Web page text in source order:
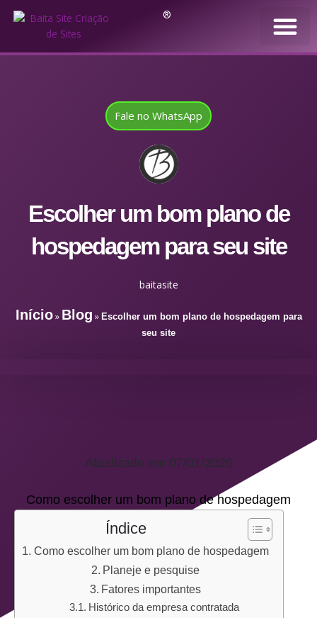
®
Fale no WhatsApp
Escolher um bom plano de
hospedagem para seu site
baitasite
Início» Blog » Escolher um bom plano de hospedagem para
seu site
Atualizado em 07/01/2026
Como escolher um bom plano de hospedagem
Índice
Como escolher um bom plano de hospedagem
Planeje e pesquise
Fatores importantes
Histórico da empresa contratada